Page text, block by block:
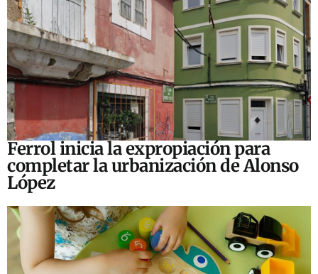
Ferrol inicia la expropiación para
completar la urbanización de Alonso
López